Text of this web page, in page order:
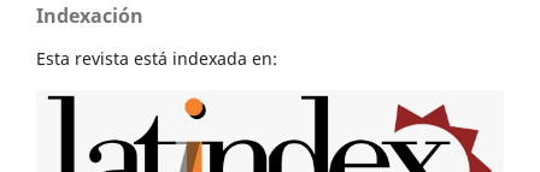
Indexación
Esta revista está indexada en: